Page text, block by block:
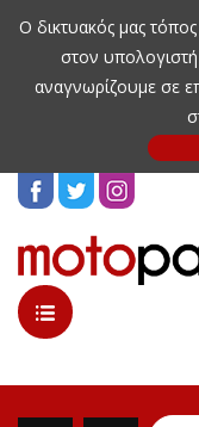
Ο δικτυακός μας
στον
αναγνωρίζουμε σε